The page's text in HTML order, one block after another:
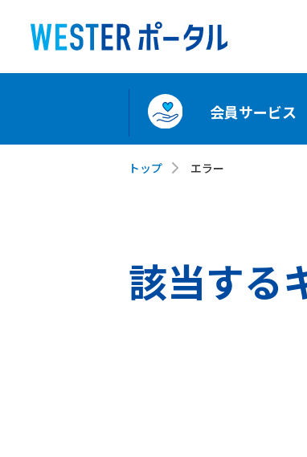
会員サービス
トップ エラー
該当する